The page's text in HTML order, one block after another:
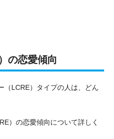
の恋愛傾向
（LCRE）タイプの人は、どん
）の恋愛傾向について詳しく